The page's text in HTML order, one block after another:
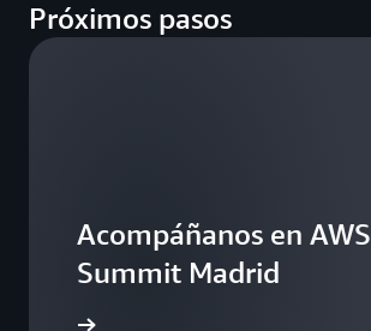
Próximos pasos
Acompáñanos en AWS
Summit Madrid